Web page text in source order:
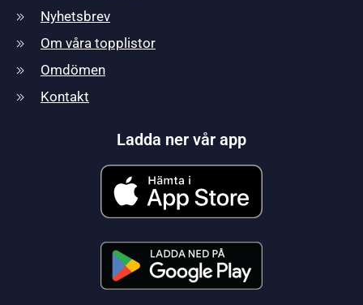
Nyhetsbrev
Om våra topplistor
Omdömen
Kontakt
Ladda ner vår app